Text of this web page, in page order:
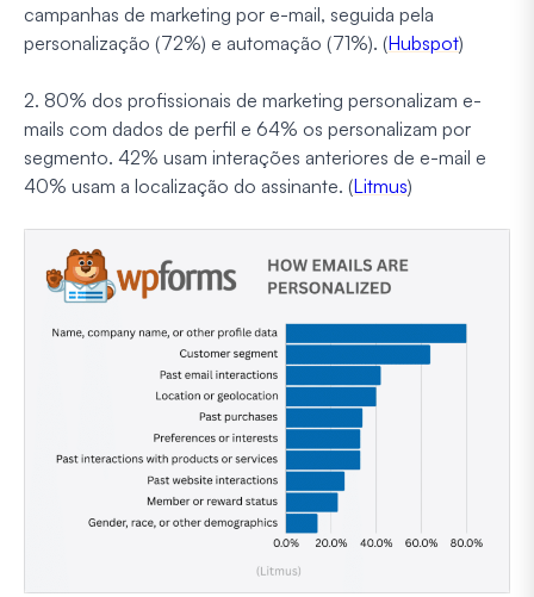
campanhas de marketing por e-mail, seguida pela
personalização (72%) e automação (71%). (Hubspot)
2. 80% dos profissionais de marketing personalizam e-
mails com dados de perfil e 64% os personalizam por
segmento. 42% usam interações anteriores de e-mail e
40% usam a localização do assinante. (Litmus)